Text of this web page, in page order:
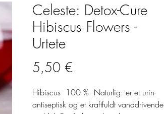
Celeste: Detox-Cure
Hibiscus Flowers -
Urtete
5,50 €
Hibiscus 100 % Naturlig: er et urin-
antiseptisk og et kraftfuldt vanddrivende